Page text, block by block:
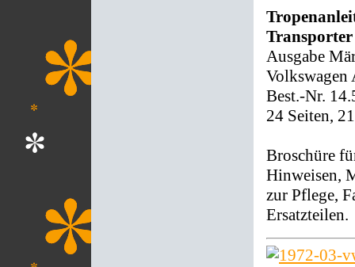
Transporter
Ausgabe
Volkswagen
Best.-Nr.
24 Seiten,
Broschüre
Hinweisen,
zur Pflege,
Ersatzteilen.